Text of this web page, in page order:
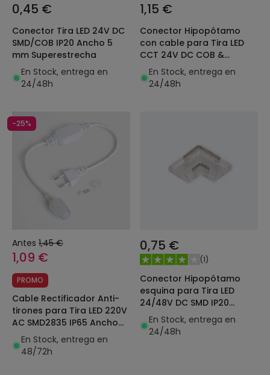
0,45 €
Conector Tira LED 24V DC
SMD/COB IP20 Ancho 5
mm Superestrecha
En Stock, entrega en
24/48h
1,15 €
Conector Hipopótamo
con cable para Tira LED
CCT 24V DC COB &
SMD2022 IP20 Ancho
10mm
En Stock, entrega en
24/48h
-25%
Antes 1,45 €
1,09 €
PROMO
Cable Rectificador Anti-
tirones para Tira LED 220V
AC SMD2835 IP65 Ancho
12mm Monocolor
En Stock, entrega en
48/72h
0,75 €
(1)
Conector Hipopótamo
esquina para Tira LED
24/48V DC SMD IP20
Ancho 10mm
En Stock, entrega en
24/48h